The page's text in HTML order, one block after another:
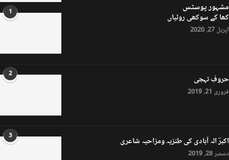
مشہور پوسٹس 1 کھا کے سوکھی روٹیاں
اپریل 27, 2020
2 حروفِ تہجی
فروری 21, 2019
3 اکبرؔ الہ آبادی کی طنزیہ ومزاحیہ شاعری
دسمبر 28, 2019